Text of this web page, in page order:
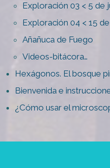
Exploración 03 < 5 de
Exploración 04 < 15
Añañuca de Fuego
Videos-bitácora…
Hexágonos. El bosque
Bienvenida e
¿Cómo usar el